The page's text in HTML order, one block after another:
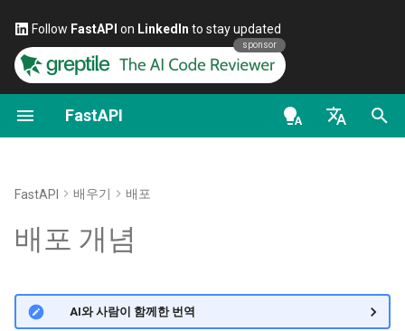
Follow FastAPI on LinkedIn to stay updated
sponsor
FastAPI
첫걸음
요청 본문
쿼리 매개변수와 문자열 검증
의존성으로서의 클래스
yield를 사용하는 의존성
보안 - 첫 단계
는 OAuth2, JWT 토큰을 사
데이터 스트리밍
응답을 직접 반환하기
사용자 정의 응답 - HTML,
Stream, 파일, 기타
OAuth2 스코프
보안 - HTTPS
프로그램이란
프로세스란
일반 - 사용 방법 - 레시피
로 마이그레이션하기
GraphQL
클래스
FastAPI class
UploadFile class
Exceptions - HTTPException
and WebSocketException
OpenAPI docs
FastAPI People
Translations
Full Stack FastAPI 템플릿
대안, 영감, 비교
Repository Management
FastAPI 배우기 배포
배포 개념
🌐 AI와 사람이 함께한 번역